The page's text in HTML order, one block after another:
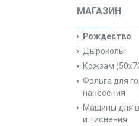
МАГАЗИН
Рождество
Дыроколы
Кожзам
Фольга для
нанесения
Машины для
и тиснения